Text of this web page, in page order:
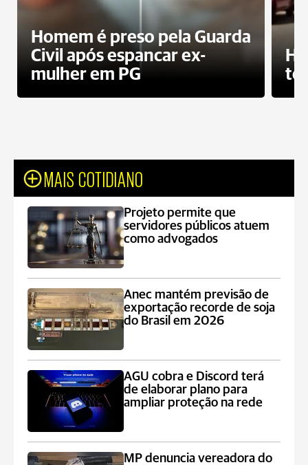
Homem é preso pela Guarda
Civil após espancar ex-
mulher em PG
MAIS COTIDIANO
Projeto permite que
servidores públicos atuem
como advogados
Anec mantém previsão de
exportação recorde de soja
do Brasil em 2026
AGU cobra e Discord terá
de elaborar plano para
ampliar proteção na rede
MP denuncia vereadora do